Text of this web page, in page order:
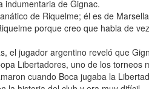
indumentaria de Gignac.
de Riquelme; él es de
porque creo que habla de
el jugador argentino reveló que
Libertadores, uno de los torneos
cuando Boca jugaba la